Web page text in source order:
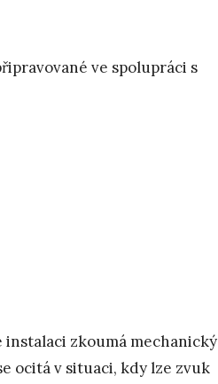
ve spolupráci s
instalaci zkoumá mechanický
ocitá v situaci, kdy lze zvuk